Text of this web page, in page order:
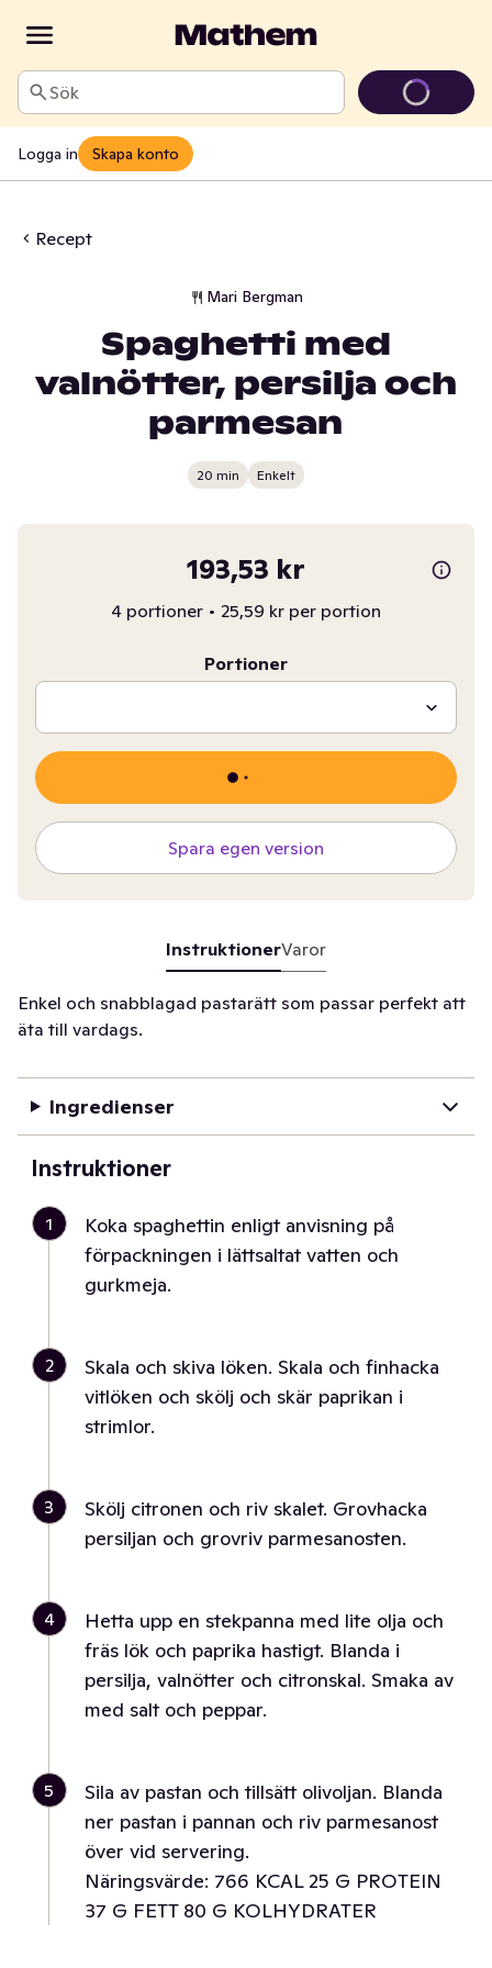
Sök
Logga in Skapa konto
Recept
Mari Bergman
Spaghetti med
valnötter, persilja och
parmesan
20 min Enkelt
193,53 kr
4 portioner • 25,59 kr per portion
Portioner
Spara egen version
InstruktionerVaror
Enkel och snabblagad pastarätt som passar perfekt att
äta till vardags.
Ingredienser
Instruktioner
1
Koka spaghettin enligt anvisning på
förpackningen i lättsaltat vatten och
gurkmeja.
2
Skala och skiva löken. Skala och finhacka
vitlöken och skölj och skär paprikan i
strimlor.
3
Skölj citronen och riv skalet. Grovhacka
persiljan och grovriv parmesanosten.
4
Hetta upp en stekpanna med lite olja och
fräs lök och paprika hastigt. Blanda i
persilja, valnötter och citronskal. Smaka av
med salt och peppar.
5
Sila av pastan och tillsätt olivoljan. Blanda
ner pastan i pannan och riv parmesanost
över vid servering.
Näringsvärde: 766 KCAL 25 G PROTEIN
37 G FETT 80 G KOLHYDRATER